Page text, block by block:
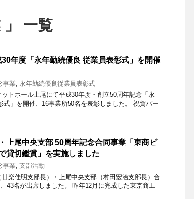
」 一覧
年度「永年勤続優良 従業員表彰式」を開催
事業, 永年勤続優良従業員表彰式
トホール上尾にて平成30年度・創立50周年記念「永
」を開催、16事業所50名を表彰しました。 祝賀パー
上尾中央支部 50周年記念合同事業「東商ビ
貸切鑑賞」を実施しました
事業, 支部活動
楽佳明支部長）・上尾中央支部（村田宏治支部長）合
43名が出席しました。 昨年12月に完成した東京商工